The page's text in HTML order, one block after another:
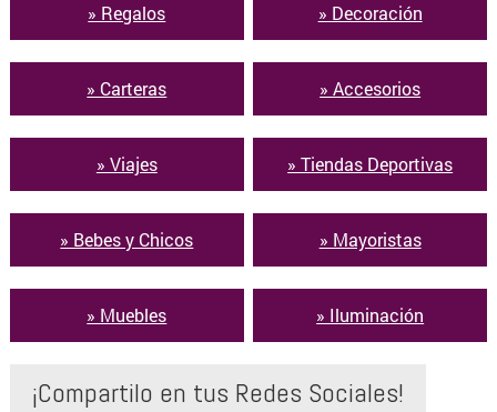
» Regalos » Decoración
» Carteras » Accesorios
» Viajes » Tiendas Deportivas
» Bebes y Chicos » Mayoristas
» Muebles » Iluminación
¡Compartilo en tus Redes Sociales!